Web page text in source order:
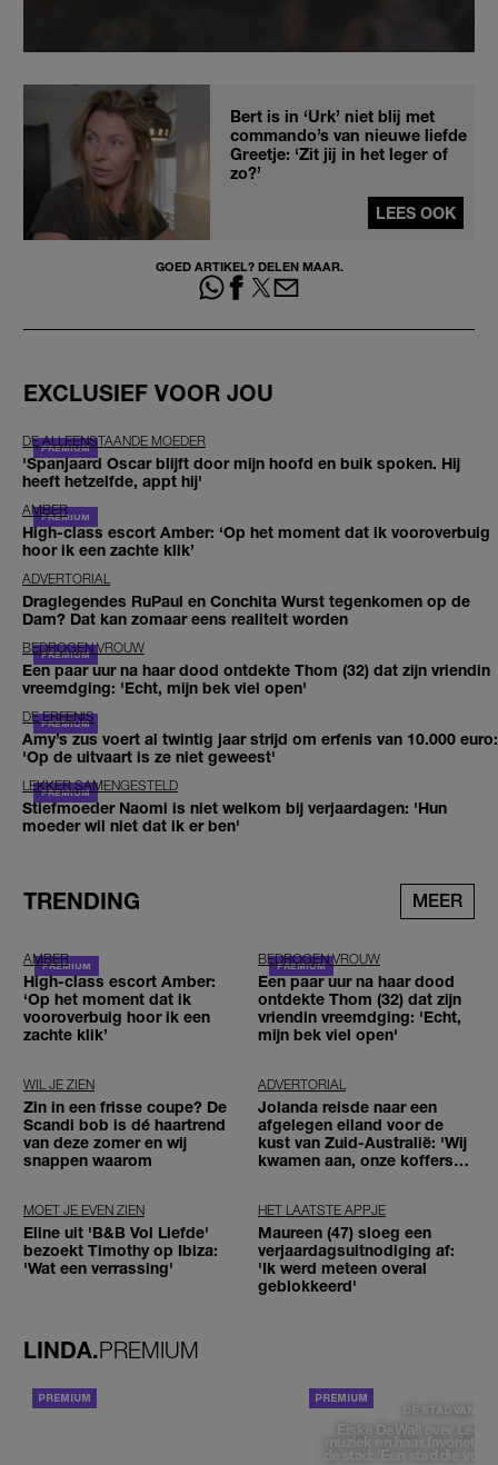
Bert is in ‘Urk’ niet blij met
commando’s van nieuwe liefde
Greetje: ‘Zit jij in het leger of
zo?’
LEES OOK
GOED ARTIKEL? DELEN MAAR.
EXCLUSIEF VOOR JOU
DE ALLEENSTAANDE MOEDER
'Spanjaard Oscar blijft door mijn hoofd en buik spoken. Hij
heeft hetzelfde, appt hij'
AMBER
High-class escort Amber: ‘Op het moment dat ik vooroverbuig
hoor ik een zachte klik’
ADVERTORIAL
Draglegendes RuPaul en Conchita Wurst tegenkomen op de
Dam? Dat kan zomaar eens realiteit worden
BEDROGEN VROUW
Een paar uur na haar dood ontdekte Thom (32) dat zijn vriendin
vreemdging: 'Echt, mijn bek viel open'
DE ERFENIS
Amy’s zus voert al twintig jaar strijd om erfenis van 10.000 euro:
'Op de uitvaart is ze niet geweest'
LEKKER SAMENGESTELD
Stiefmoeder Naomi is niet welkom bij verjaardagen: 'Hun
moeder wil niet dat ik er ben'
TRENDING MEER
AMBER
High-class escort Amber:
‘Op het moment dat ik
vooroverbuig hoor ik een
zachte klik’
BEDROGEN VROUW
Een paar uur na haar dood
ontdekte Thom (32) dat zijn
vriendin vreemdging: 'Echt,
mijn bek viel open'
WIL JE ZIEN
Zin in een frisse coupe? De
Scandi bob is dé haartrend
van deze zomer en wij
snappen waarom
ADVERTORIAL
Jolanda reisde naar een
afgelegen eiland voor de
kust van Zuid-Australië: 'Wij
kwamen aan, onze koffers
MOET JE EVEN ZIEN
Eline uit 'B&B Vol Liefde'
bezoekt Timothy op Ibiza:
'Wat een verrassing'
HET LAATSTE APPJE
Maureen (47) sloeg een
verjaardagsuitnodiging af:
'Ik werd meteen overal
geblokkeerd'
LINDA.PREMIUM
DE STAD VAN
Elske DeWall over
muziek en haar favoriete
de stad: 'Een stad die